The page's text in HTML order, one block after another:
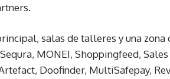
salas de talleres y una
MONEI, Shoppingfeed, Sales
Doofinder, MultiSafepay,